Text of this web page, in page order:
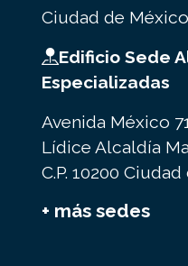
Ciudad de México
Edificio Sede
Especializadas
Avenida México
Lídice Alcaldía
C.P. 10200
+ más sedes